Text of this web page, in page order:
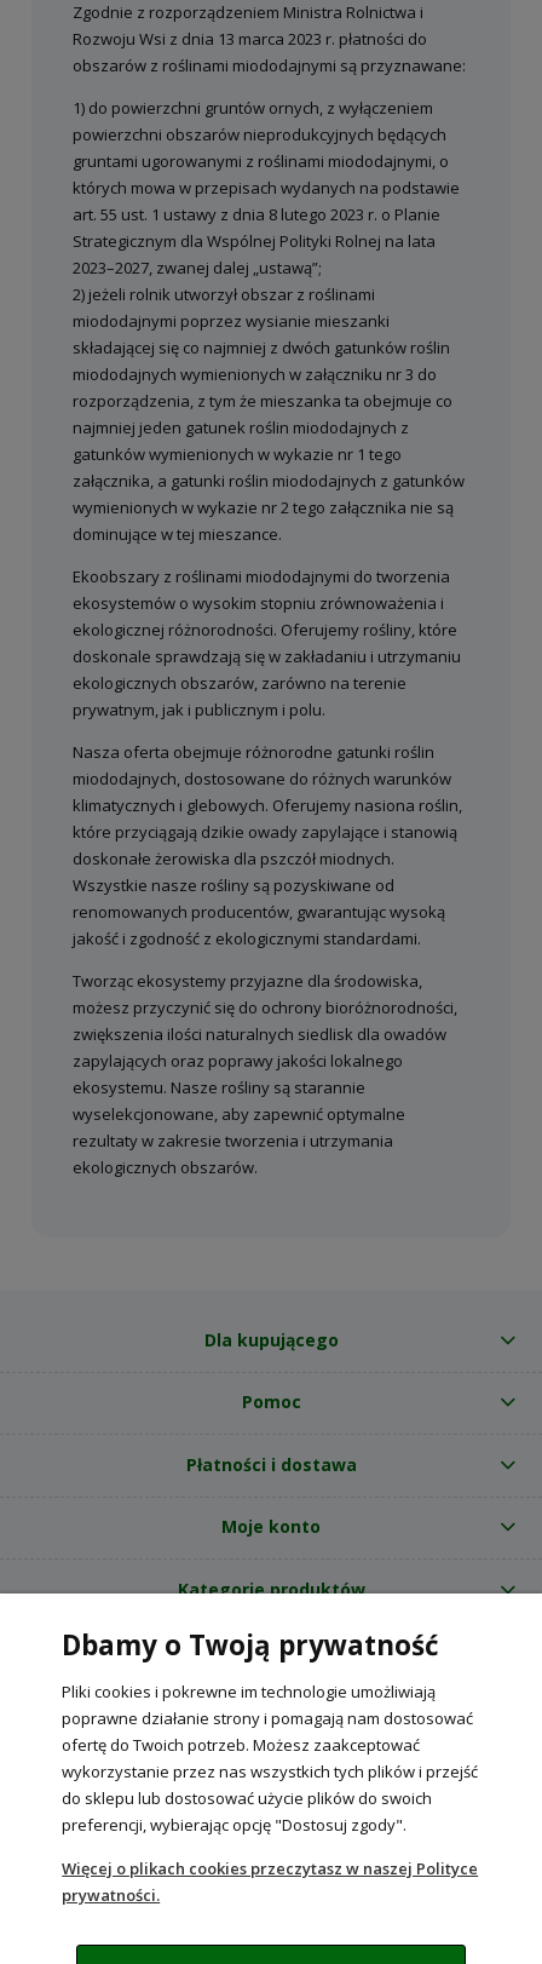
Zgodnie z rozporządzeniem Ministra Rolnictwa i
Rozwoju Wsi z dnia 13 marca 2023 r. płatności do
obszarów z roślinami miododajnymi są przyznawane:
1) do powierzchni gruntów ornych, z wyłączeniem
powierzchni obszarów nieprodukcyjnych będących
gruntami ugorowanymi z roślinami miododajnymi, o
których mowa w przepisach wydanych na podstawie
art. 55 ust. 1 ustawy z dnia 8 lutego 2023 r. o Planie
Strategicznym dla Wspólnej Polityki Rolnej na lata
2023–2027, zwanej dalej „ustawą”;
2) jeżeli rolnik utworzył obszar z roślinami
miododajnymi poprzez wysianie mieszanki
składającej się co najmniej z dwóch gatunków roślin
miododajnych wymienionych w załączniku nr 3 do
rozporządzenia, z tym że mieszanka ta obejmuje co
najmniej jeden gatunek roślin miododajnych z
gatunków wymienionych w wykazie nr 1 tego
załącznika, a gatunki roślin miododajnych z gatunków
wymienionych w wykazie nr 2 tego załącznika nie są
dominujące w tej mieszance.
Ekoobszary z roślinami miododajnymi do tworzenia
ekosystemów o wysokim stopniu zrównoważenia i
ekologicznej różnorodności. Oferujemy rośliny, które
doskonale sprawdzają się w zakładaniu i utrzymaniu
ekologicznych obszarów, zarówno na terenie
prywatnym, jak i publicznym i polu.
Nasza oferta obejmuje różnorodne gatunki roślin
miododajnych, dostosowane do różnych warunków
klimatycznych i glebowych. Oferujemy nasiona roślin,
które przyciągają dzikie owady zapylające i stanowią
doskonałe żerowiska dla pszczół miodnych.
Wszystkie nasze rośliny są pozyskiwane od
renomowanych producentów, gwarantując wysoką
jakość i zgodność z ekologicznymi standardami.
Tworząc ekosystemy przyjazne dla środowiska,
możesz przyczynić się do ochrony bioróżnorodności,
zwiększenia ilości naturalnych siedlisk dla owadów
zapylających oraz poprawy jakości lokalnego
ekosystemu. Nasze rośliny są starannie
wyselekcjonowane, aby zapewnić optymalne
rezultaty w zakresie tworzenia i utrzymania
ekologicznych obszarów.
Dla kupującego
Pomoc
Płatności i dostawa
Moje konto
Kategorie produktów
O nas
Internetowy sklep ogrodniczy z nasionami RajOgrodnika.pl
NIP: 6090037061, REGON: 260240470 | Czarnca, ul. Tęczowa 31, 29-100
Włoszczowa
POKAŻ PEŁNĄ WERSJĘ STRONY
Sklep internetowy Shoper Premium
Dbamy o Twoją prywatność
Pliki cookies i pokrewne im technologie umożliwiają
poprawne działanie strony i pomagają nam dostosować
ofertę do Twoich potrzeb. Możesz zaakceptować
wykorzystanie przez nas wszystkich tych plików i przejść
do sklepu lub dostosować użycie plików do swoich
preferencji, wybierając opcję "Dostosuj zgody".
Więcej o plikach cookies przeczytasz w naszej Polityce
prywatności.